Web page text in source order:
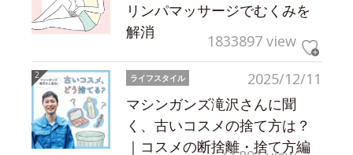
リンパマッサージでむくみを
解消
1833897 view
2025/12/11
ライフスタイル
マシンガンズ滝沢さんに聞
く、古いコスメの捨て方は？
｜コスメの断捨離・捨て方編